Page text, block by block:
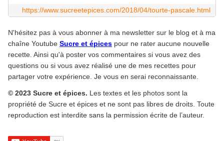
https://www.sucreetepices.com/2018/04/tourte-pascale.html
N'hésitez pas à vous abonner à ma newsletter sur le blog et à ma
chaîne Youtube Sucre et épices pour ne rater aucune nouvelle
recette. Ainsi qu'à poster vos commentaires si vous avez des
questions ou si vous avez réalisé une de mes recettes pour
partager votre expérience. Je vous en serai reconnaissante.
© 2023 Sucre et épices. Les textes et les photos sont la
propriété de Sucre et épices et ne sont pas libres de droits. Toute
reproduction est interdite sans la permission écrite de l’auteur.